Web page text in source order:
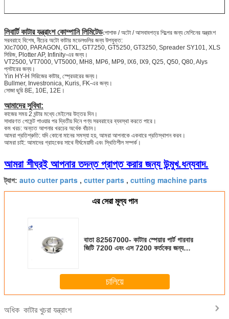
লিবার্টি কাটার যন্ত্রাংশ কোম্পানি লিমিটেডপোশাক / অটো / আসবাবপত্র শিল্পের জন্য মেশিনের যন্ত্রাংশ
সরবরাহে বিশেষ, নীচের অটো কাটার মডেলগুলির জন্য উপযুক্ত:
Xlc7000, PARAGON, GTXL, GT7250, GT5250, GT3250, Spreader SY101, XLS
সিরিজ, Plotter AP, Infinity-এর জন্য।
VT2500, VT7000, VT5000, MH8, MP6, MP9, IX6, IX9, Q25, Q50, Q80, Alys
প্লটারের জন্য।
Yin HY-H সিরিজের কাটার, স্প্রেডারের জন্য।
Bullmer, Investronica, Kuris, FK-এর জন্য।
সোজা ছুরি 8E, 10E, 12E।
আমাদের সুবিধা:
কাজের সময় 2 ঘন্টার মধ্যে মেইলের উত্তর দিন।
সাধারণত পেমেন্ট পাওয়ার পর দ্বিতীয় দিনে পণ্য সরবরাহের ব্যবস্থা করতে পারে।
কম খরচ: অন্তত আপনার খরচের অর্ধেক বাঁচান।
আমরা প্রতিশ্রুতি: যদি কোনো মানের সমস্যা হয়, আমরা আপনাকে একবারে প্রতিস্থাপন করব।
আমরা চাই: আমাদের গ্রাহকের সাথে দীর্ঘমেয়াদী এবং স্থিতিশীল সম্পর্ক।
আমরা শীঘ্রই আপনার তদন্ত প্রাপ্ত করার জন্য উন্মুখ.ধন্যবাদ.
ট্যাগ: auto cutter parts , cutter parts , cutting machine parts
এর সেরা মূল্য পান
বাতা 82567000- কাটার স্পেয়ার পার্ট গারবার
জিটি 7200 এবং এস 7200 কর্তকের জন্য
চালিয়ে
অধিক কাটার খুচরা যন্ত্রাংশ